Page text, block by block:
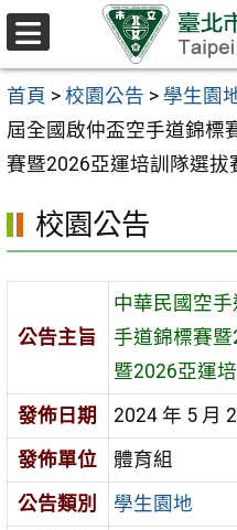
跳至主要內容區
首頁 > 校園公告 > 學生園
屆全國啟仲盃空手道錦標
賽暨2026亞運培訓隊選拔
校園公告
公告主旨
中華民國空
手道錦標賽
暨2026亞運
發佈日期
2024 年 5 月
發佈單位
體育組
公告類別
學生園地
選
單